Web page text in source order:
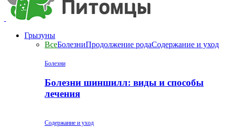
Грызуны
ВсеБолезниПродолжение родаСодержание и уход
Болезни
Болезни шиншилл: виды и способы
лечения
Содержание и уход